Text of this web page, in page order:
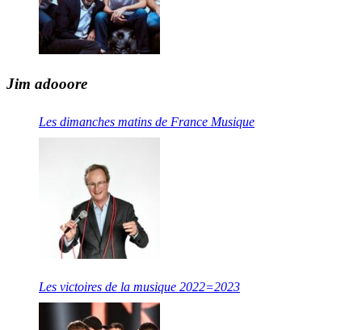
Jim adooore
Les dimanches matins de France Musique
Les victoires de la musique 2022=2023